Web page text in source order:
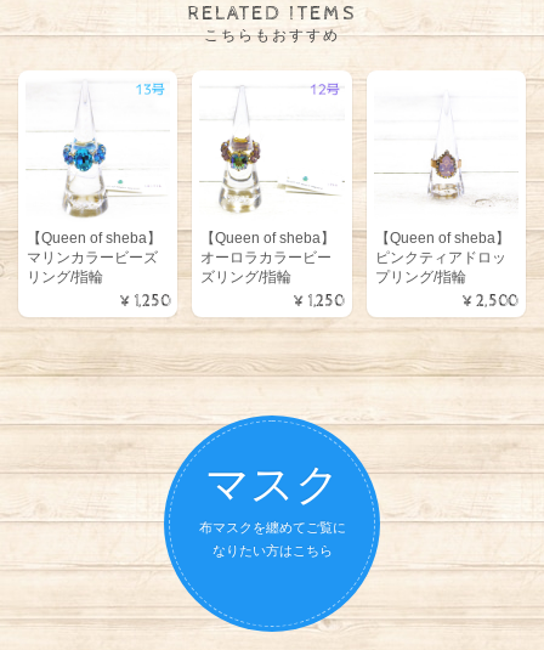
RELATED ITEMS
こちらもおすすめ
【Queen of sheba】
マリンカラービーズ
リング/指輪
¥1,250
【Queen of sheba】
オーロラカラービー
ズリング/指輪
¥1,250
【Queen of sheba】
ピンクティアドロッ
プリング/指輪
¥2,500
マスク
布マスクを纏めてご覧に
なりたい方はこちら